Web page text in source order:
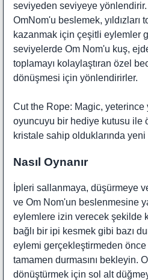
seviyeden seviyeye yönlendirir.
OmNom'u beslemek, yıldızları
kazanmak için çeşitli eylemler
seviyelerde Om Nom'u kuş,
toplamayı kolaylaştıran özel
dönüşmesi için yönlendirirler.
Cut the Rope: Magic, yeterince
oyuncuyu bir hediye kutusu ile
kristale sahip olduklarında
Nasıl Oynanır
İpleri sallanmaya, düşürmeye
ve Om Nom'un beslenmesine
eylemlere izin verecek şekilde
bağlı bir ipi kesmek gibi bazı
eylemi gerçekleştirmeden
tamamen durmasını bekleyin.
dönüştürmek için sol alt